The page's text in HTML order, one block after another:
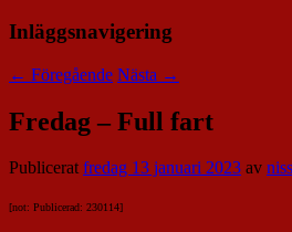
Inläggsnavigering
← Föregående Nästa →
Fredag – Full fart
Publiceratfredag 13 januari 2023 av
[not: Publicerad: 230114]